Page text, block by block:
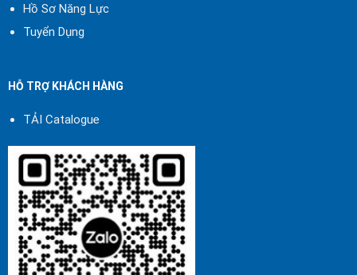
Hồ Sơ Năng Lực
Tuyển Dụng
HỖ TRỢ KHÁCH HÀNG
TẢI Catalogue